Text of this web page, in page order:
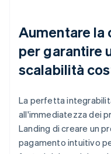
Aumentare la
per garantire
scalabilità
La perfetta
all'immediatezza dei
Landing di creare un
pagamento intuitivo